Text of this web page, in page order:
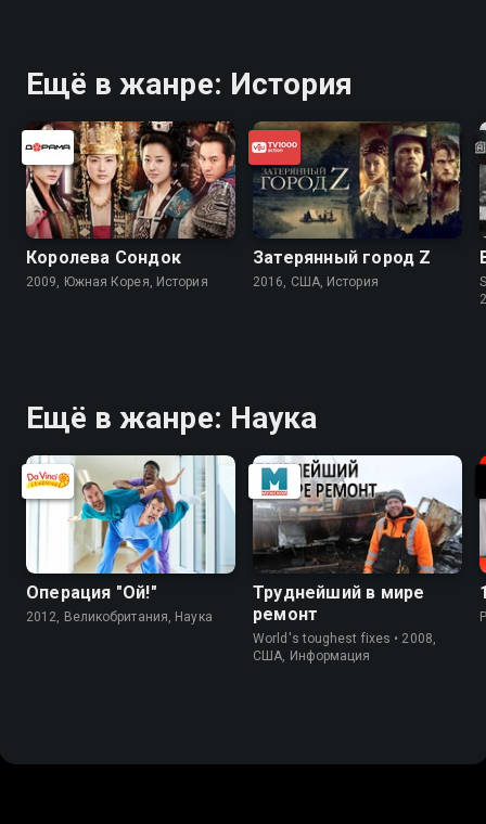
Ещё в жанре: История
Королева Сондок
2009, Южная Корея, История
Затерянный город Z
2016, США, История
Ещё в жанре: Наука
Операция "Ой!"
2012, Великобритания, Наука
Труднейший в мире
ремонт
World's toughest fixes • 2008,
США, Информация